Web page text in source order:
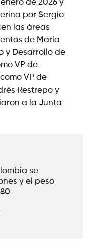
de 2026 y
por Sergio
las áreas
de María
y Desarrollo de
VP de
VP de
Restrepo y
a la Junta
se
y el peso